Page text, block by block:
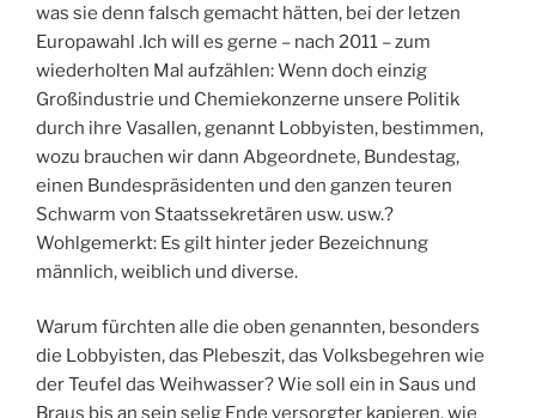
was sie denn falsch gemacht hätten, bei der letzen
Europawahl .Ich will es gerne – nach 2011 – zum
wiederholten Mal aufzählen: Wenn doch einzig
Großindustrie und Chemiekonzerne unsere Politik
durch ihre Vasallen, genannt Lobbyisten, bestimmen,
wozu brauchen wir dann Abgeordnete, Bundestag,
einen Bundespräsidenten und den ganzen teuren
Schwarm von Staatssekretären usw. usw.?
Wohlgemerkt: Es gilt hinter jeder Bezeichnung
männlich, weiblich und diverse.
Warum fürchten alle die oben genannten, besonders
die Lobbyisten, das Plebeszit, das Volksbegehren wie
der Teufel das Weihwasser? Wie soll ein in Saus und
Braus bis an sein selig Ende versorgter kapieren, wie